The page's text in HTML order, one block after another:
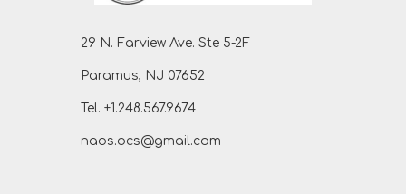
29 N. Farview Ave. Ste 5-2F
Paramus, NJ 07652
Tel. +1.248.567.9674
naos.ocs@gmail.com